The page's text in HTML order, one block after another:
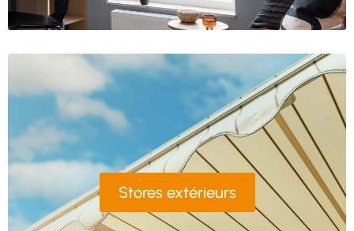
Stores extérieurs